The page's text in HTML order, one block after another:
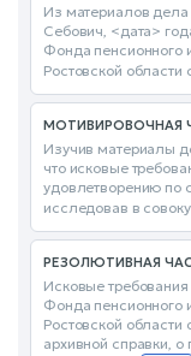
Из материалов
Себович, <дата>
Фонда пенсионного
Ростовской
МОТИВИРОВОЧНАЯ
Изучив материалы
что исковые
удовлетворению по
исследовав в
РЕЗОЛЮТИВНАЯ
Исковые
Фонда пенсионного
Ростовской области
архивной справки,